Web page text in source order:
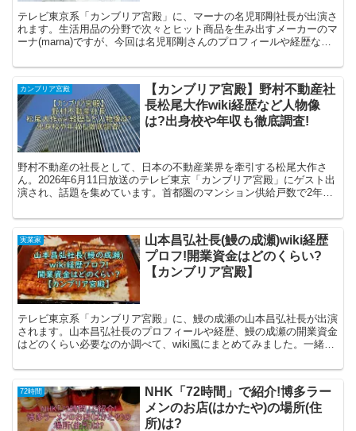
テレビ東京系「カンブリア宮殿」に、マーナの名児耶剛社長が出演さ
れます。生活用品の分野で次々とヒット商品を生み出すメーカーのマ
ーナ(marna)ですが、今回は名児耶剛さんのプロフィールや経歴など
カンブリア宮殿
【カンブリア宮殿】野村不動産社
長松尾大作wiki経歴など人物像
は?出身校や年収も徹底調査!
野村不動産の社長として、日本の不動産業界を牽引する松尾大作さ
ん。2026年6月11日放送のテレビ東京「カンブリア宮殿」にゲスト出
演され、話題を集めています。首都圏のマンション供給戸数で2年連
実業家
山本昌弘社長(鰻の成瀬)wiki経歴
プロフ!開業資金はどのくらい?
【カンブリア宮殿】
テレビ東京系「カンブリア宮殿」に、鰻の成瀬の山本昌弘社長が出演
されます。山本昌弘社長のプロフィールや経歴、鰻の成瀬の開業資金
はどのくらい必要なのか調べて、wiki風にまとめてみました。一緒に
72時間
NHK「72時間」で紹介!博多ラー
メンのお店(はかたや)の場所(住
所)は?